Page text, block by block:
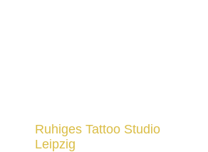
Ruhiges Tattoo Studio
Leipzig